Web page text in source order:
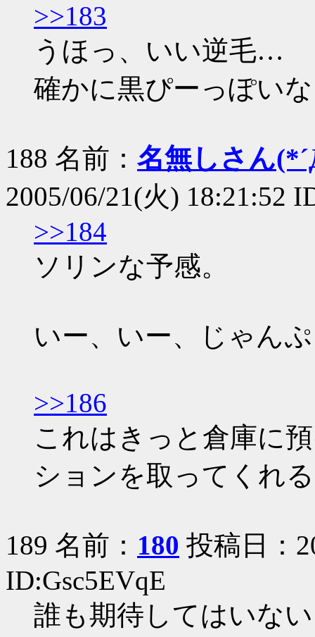
>>183
うほっ、いい逆毛…
確かに黒ぴーっぽい
188 名前： 名無しさん
2005/06/21(火) 18:21:52
>>184
ソリンな予感。
いー、いー、じゃん
>>186
これはきっと倉庫に
ションを取ってくれ
189 名前： 180 投稿日：
ID:Gsc5EVqE
誰も期待してはいな